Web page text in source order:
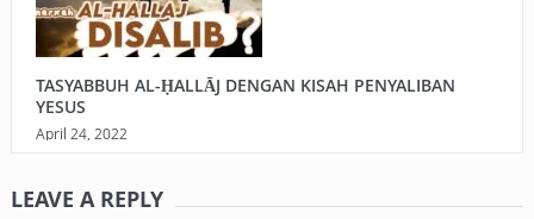
TASYABBUH AL-ḤALLĀJ DENGAN KISAH PENYALIBAN
YESUS
April 24, 2022
LEAVE A REPLY